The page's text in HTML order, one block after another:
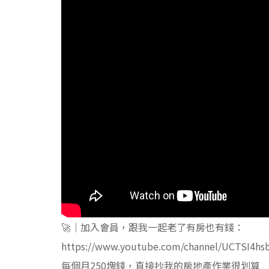
🚀｜加入會員，跟我一起老了有房也有錢：
https://www.youtube.com/channel/
每個月250塊錢，直接抄我的房地產作業很划算